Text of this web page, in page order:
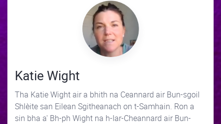
Katie Wight
Tha Katie Wight air a bhith na Ceannard air Bun-sgoil
Shlèite san Eilean Sgitheanach on t-Samhain. Ron a
sin bha a' Bh-ph Wight na h-Iar-Cheannard air Bun-